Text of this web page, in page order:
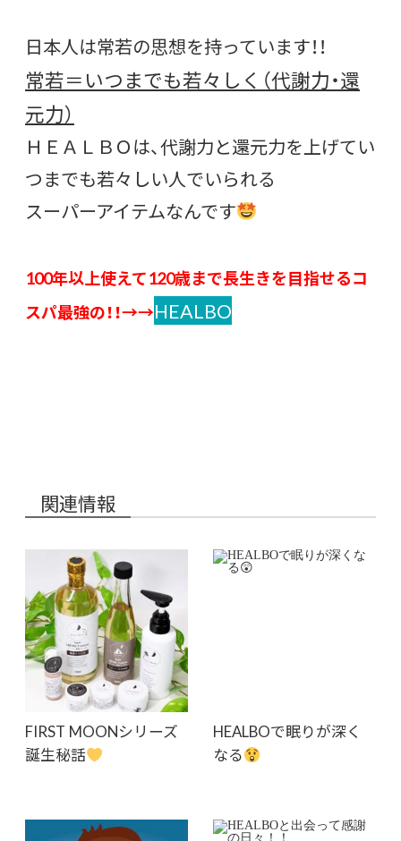
日本人は常若の思想を持っています！！
常若＝いつまでも若々しく（代謝力・還
元力）
ＨＥＡＬＢＯは、代謝力と還元力を上げてい
つまでも若々しい人でいられる
スーパーアイテムなんです
100年以上使えて120歳まで長生きを目指せるコ
スパ最強の！！→→HEALBO
関連情報
FIRST MOONシリーズ
誕生秘話
HEALBOで眠りが深く
なる